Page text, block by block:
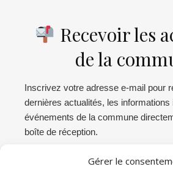
Gérer le
Recevoir les
de la
Inscrivez votre adresse e-mail pour
dernières actualités, les informations
événements de la commune
boîte de réception.